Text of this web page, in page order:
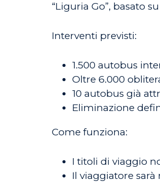
“Liguria Go”, basato
Interventi previsti:
1.500 autobus
Oltre 6.000
10 autobus già
Eliminazione
Come funziona:
I titoli di viaggio
Il viaggiatore